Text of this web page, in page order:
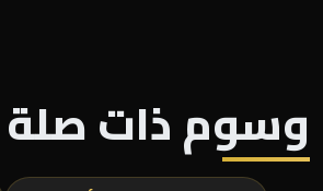
وسوم ذات صلة